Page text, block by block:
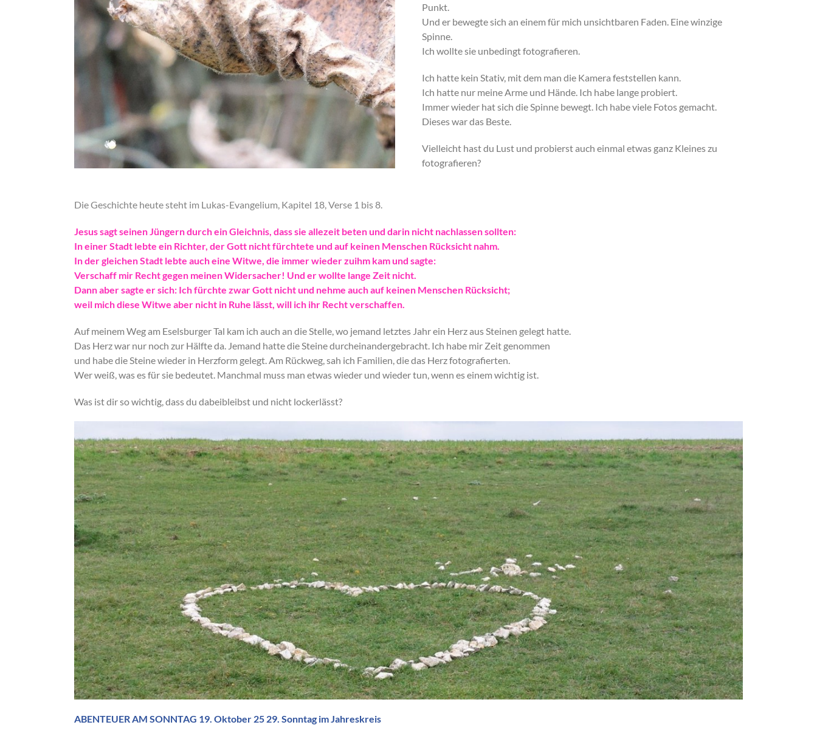
Punkt.
Und er bewegte sich an einem für mich unsichtbaren Faden. Eine winzige
Spinne.
Ich wollte sie unbedingt fotografieren.
Ich hatte kein Stativ, mit dem man die Kamera feststellen kann.
Ich hatte nur meine Arme und Hände. Ich habe lange probiert.
Immer wieder hat sich die Spinne bewegt. Ich habe viele Fotos gemacht.
Dieses war das Beste.
Vielleicht hast du Lust und probierst auch einmal etwas ganz Kleines zu
fotografieren?
Die Geschichte heute steht im Lukas-Evangelium, Kapitel 18, Verse 1 bis 8.
Jesus sagt seinen Jüngern durch ein Gleichnis, dass sie allezeit beten und darin nicht nachlassen sollten:
In einer Stadt lebte ein Richter, der Gott nicht fürchtete und auf keinen Menschen Rücksicht nahm.
In der gleichen Stadt lebte auch eine Witwe, die immer wieder zuihm kam und sagte:
Verschaff mir Recht gegen meinen Widersacher! Und er wollte lange Zeit nicht.
Dann aber sagte er sich: Ich fürchte zwar Gott nicht und nehme auch auf keinen Menschen Rücksicht;
weil mich diese Witwe aber nicht in Ruhe lässt, will ich ihr Recht verschaffen.
Auf meinem Weg am Eselsburger Tal kam ich auch an die Stelle, wo jemand letztes Jahr ein Herz aus Steinen gelegt hatte.
Das Herz war nur noch zur Hälfte da. Jemand hatte die Steine durcheinandergebracht. Ich habe mir Zeit genommen
und habe die Steine wieder in Herzform gelegt. Am Rückweg, sah ich Familien, die das Herz fotografierten.
Wer weiß, was es für sie bedeutet. Manchmal muss man etwas wieder und wieder tun, wenn es einem wichtig ist.
Was ist dir so wichtig, dass du dabeibleibst und nicht lockerlässt?
ABENTEUER AM SONNTAG 19. Oktober 25 29. Sonntag im Jahreskreis